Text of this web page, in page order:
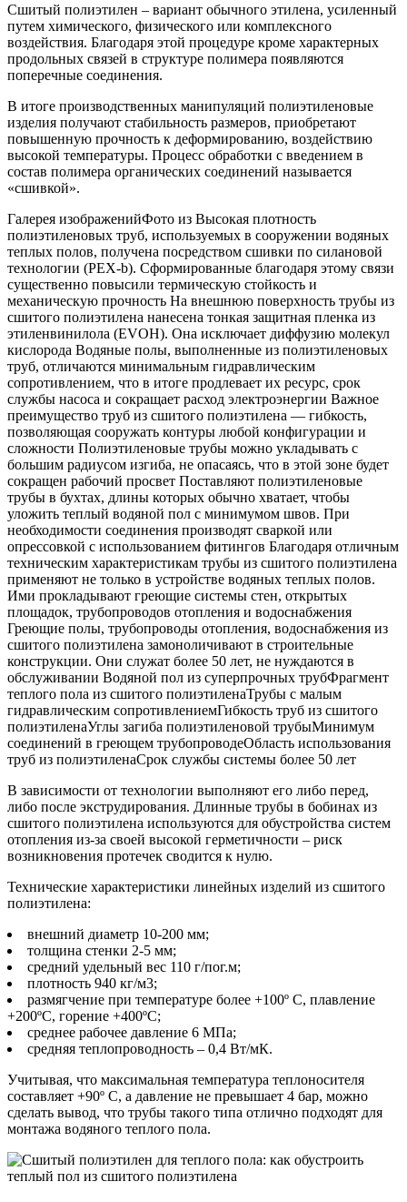
Сшитый полиэтилен – вариант обычного этилена, усиленный
путем химического, физического или комплексного
воздействия. Благодаря этой процедуре кроме характерных
продольных связей в структуре полимера появляются
поперечные соединения.
В итоге производственных манипуляций полиэтиленовые
изделия получают стабильность размеров, приобретают
повышенную прочность к деформированию, воздействию
высокой температуры. Процесс обработки с введением в
состав полимера органических соединений называется
«сшивкой».
Галерея изображенийФото из Высокая плотность
полиэтиленовых труб, используемых в сооружении водяных
теплых полов, получена посредством сшивки по силановой
технологии (PEX-b). Сформированные благодаря этому связи
существенно повысили термическую стойкость и
механическую прочность На внешнюю поверхность трубы из
сшитого полиэтилена нанесена тонкая защитная пленка из
этиленвинилола (EVOH). Она исключает диффузию молекул
кислорода Водяные полы, выполненные из полиэтиленовых
труб, отличаются минимальным гидравлическим
сопротивлением, что в итоге продлевает их ресурс, срок
службы насоса и сокращает расход электроэнергии Важное
преимущество труб из сшитого полиэтилена — гибкость,
позволяющая сооружать контуры любой конфигурации и
сложности Полиэтиленовые трубы можно укладывать с
большим радиусом изгиба, не опасаясь, что в этой зоне будет
сокращен рабочий просвет Поставляют полиэтиленовые
трубы в бухтах, длины которых обычно хватает, чтобы
уложить теплый водяной пол с минимумом швов. При
необходимости соединения производят сваркой или
опрессовкой с использованием фитингов Благодаря отличным
техническим характеристикам трубы из сшитого полиэтилена
применяют не только в устройстве водяных теплых полов.
Ими прокладывают греющие системы стен, открытых
площадок, трубопроводов отопления и водоснабжения
Греющие полы, трубопроводы отопления, водоснабжения из
сшитого полиэтилена замоноличивают в строительные
конструкции. Они служат более 50 лет, не нуждаются в
обслуживании Водяной пол из суперпрочных трубФрагмент
теплого пола из сшитого полиэтиленаТрубы с малым
гидравлическим сопротивлениемГибкость труб из сшитого
полиэтиленаУглы загиба полиэтиленовой трубыМинимум
соединений в греющем трубопроводеОбласть использования
труб из полиэтиленаСрок службы системы более 50 лет
В зависимости от технологии выполняют его либо перед,
либо после экструдирования. Длинные трубы в бобинах из
сшитого полиэтилена используются для обустройства систем
отопления из-за своей высокой герметичности – риск
возникновения протечек сводится к нулю.
Технические характеристики линейных изделий из сшитого
полиэтилена:
внешний диаметр 10-200 мм;
толщина стенки 2-5 мм;
средний удельный вес 110 г/пог.м;
плотность 940 кг/м3;
размягчение при температуре более +100º С, плавление
+200ºС, горение +400ºС;
среднее рабочее давление 6 МПа;
средняя теплопроводность – 0,4 Вт/мК.
Учитывая, что максимальная температура теплоносителя
составляет +90º С, а давление не превышает 4 бар, можно
сделать вывод, что трубы такого типа отлично подходят для
монтажа водяного теплого пола.